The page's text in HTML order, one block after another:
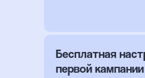
Бесплатная
первой кампании